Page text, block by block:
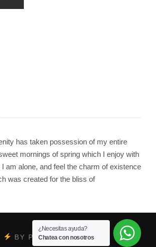
has taken possession of my entire
mornings of spring which I enjoy with
am alone, and feel the charm of existence
was created for the bliss of
BY PSYCOBRAND
¿Necesitas ayuda?
Chatea con nosotros